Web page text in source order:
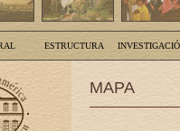
ESTRUCTURA
MAPA